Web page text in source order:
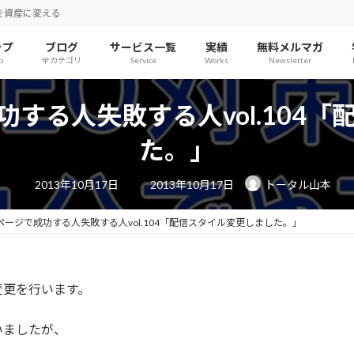
産に変える
プ ブログ
全カテゴリ
サービス一覧
Service
実績
Works
無料メルマガ
Newsletter
する人失敗する人vol.104「
た。」
2013年10月17日
最
終
更
新
日
2013年10月17日 トータル山本
ージで成功する人失敗する人vol.104「配信スタイル変更しました。」
を行います。
したが、